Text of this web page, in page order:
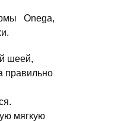
Onega,
шеей,
правильно
мягкую